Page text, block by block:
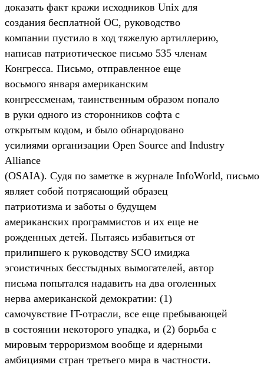
доказать факт кражи исходников Unix для
создания бесплатной ОС, руководство
компании пустило в ход тяжелую артиллерию,
написав патриотическое письмо 535 членам
Конгресса. Письмо, отправленное еще
восьмого января американским
конгрессменам, таинственным образом попало
в руки одного из сторонников софта с
открытым кодом, и было обнародовано
усилиями организации Open Source and Industry
Alliance
(OSAIA). Судя по заметке в журнале InfoWorld, письмо
являет собой потрясающий образец
патриотизма и заботы о будущем
американских программистов и их еще не
рожденных детей. Пытаясь избавиться от
прилипшего к руководству SCO имиджа
эгоистичных бесстыдных вымогателей, автор
письма попытался надавить на два оголенных
нерва американской демократии: (1)
самочувствие IT-отрасли, все еще пребывающей
в состоянии некоторого упадка, и (2) борьба с
мировым терроризмом вообще и ядерными
амбициями стран третьего мира в частности.